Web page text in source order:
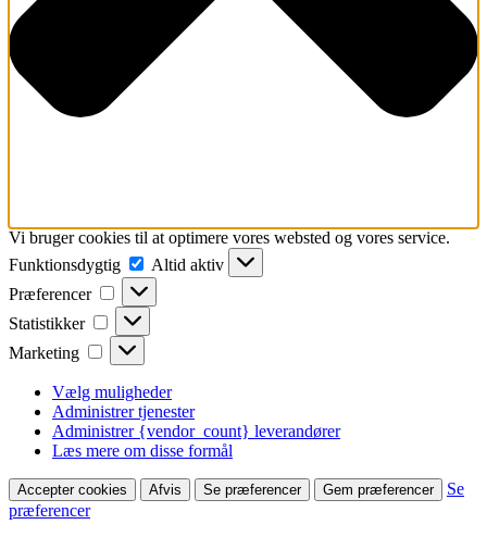
Vi bruger cookies til at optimere vores websted og vores service.
Funktionsdygtig
Funktionsdygtig
Altid aktiv
Præferencer
Præferencer
Statistikker Statistikker
Marketing Marketing
Vælg muligheder
Administrer tjenester
Administrer {vendor_count} leverandører
Læs mere om disse formål
Accepter cookies Afvis Se præferencer Gem præferencer
Se
præferencer